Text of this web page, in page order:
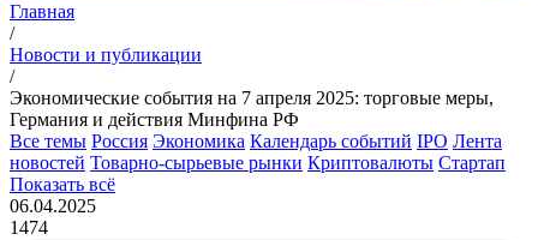
Главная
/
Новости и публикации
/
Экономические события на 7 апреля 2025: торговые меры,
Германия и действия Минфина РФ
Все темы Россия Экономика Календарь событий IPO Лента
новостей Товарно-сырьевые рынки Криптовалюты Стартап
Показать всё
06.04.2025
1474